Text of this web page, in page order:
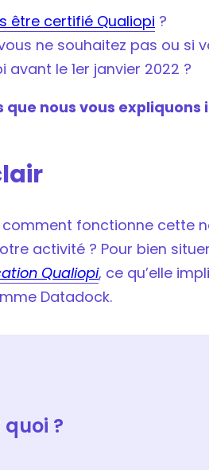
être certifié Qualiopi ?
ne souhaitez pas ou si
le 1er janvier 2022 ?
que nous vous expliquons
fonctionne cette
activité ? Pour bien
Qualiopi, ce qu’elle
Datadock.
quoi ?